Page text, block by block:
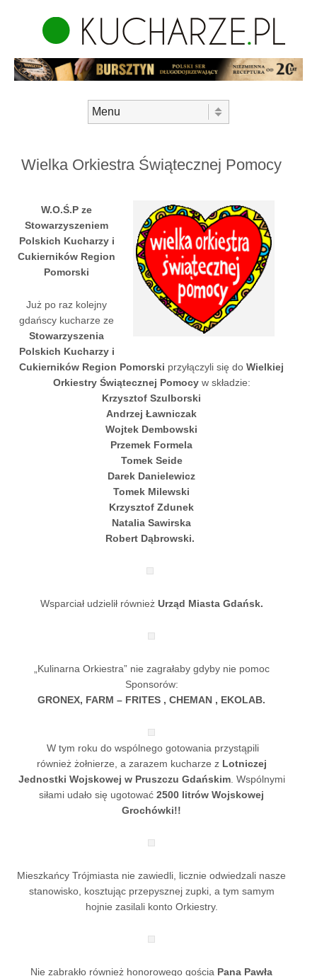
Wielka Orkiestra Świątecznej Pomocy
W.O.Ś.P ze
Stowarzyszeniem
Polskich Kucharzy i
Cukierników Region
Pomorski
Już po raz kolejny
gdańscy kucharze ze
Stowarzyszenia
Polskich Kucharzy i
Cukierników Region Pomorski przyłączyli się do Wielkiej
Orkiestry Świątecznej Pomocyw składzie:
Krzysztof Szulborski
Andrzej Ławniczak
Wojtek Dembowski
Przemek Formela
Tomek Seide
Darek Danielewicz
Tomek Milewski
Krzysztof Zdunek
Natalia Sawirska
Robert Dąbrowski.
Wsparciał udzielił również Urząd Miasta Gdańsk.
„Kulinarna Orkiestra” nie zagrałaby gdyby nie pomoc
Sponsorów:
GRONEX, FARM – FRITES , CHEMAN , EKOLAB.
W tym roku do wspólnego gotowania przystąpili
również żołnierze, a zarazem kucharze z Lotniczej
Jednostki Wojskowej w Pruszczu Gdańskim. Wspólnymi
siłami udało się ugotować 2500 litrów Wojskowej
Grochówki!!
Mieszkańcy Trójmiasta nie zawiedli, licznie odwiedzali nasze
stanowisko, kosztując przepysznej zupki, a tym samym
hojnie zasilali konto Orkiestry.
Nie zabrakło również honorowego gościa Pana Pawła